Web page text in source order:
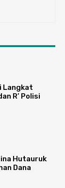
Langkat
R’ Polisi
Hutauruk
Dana